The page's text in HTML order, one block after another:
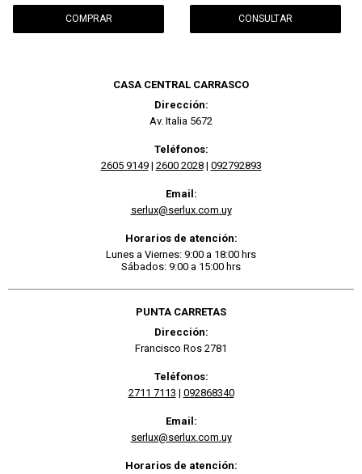
CONSULTAR
CASA CENTRAL CARRASCO
Dirección:
Av. Italia 5672
Teléfonos:
2605 9149| 2600 2028| 092792893
Email:
serlux@serlux.com.uy
Horarios de atención:
Lunes a Viernes: 9:00 a 18:00 hrs
Sábados: 9:00 a 15:00 hrs
PUNTA CARRETAS
Dirección:
Francisco Ros 2781
Teléfonos:
2711 7113 | 092868340
Email:
serlux@serlux.com.uy
Horarios de atención: